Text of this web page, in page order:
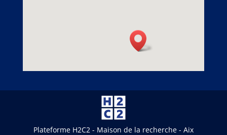
Plateforme H2C2 - Maison de la recherche - Aix